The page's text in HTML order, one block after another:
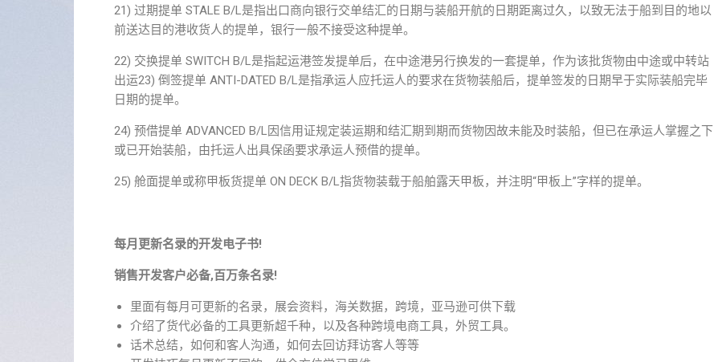
21) 过期提单 STALE B/L是指出口商向银行交单结汇的日期与装船开航的日期距离过久，以致无法于船到目的地以
前送达目的港收货人的提单，银行一般不接受这种提单。
22) 交换提单 SWITCH B/L是指起运港签发提单后，在中途港另行换发的一套提单，作为该批货物由中途或中转站
出运23) 倒签提单 ANTI-DATED B/L是指承运人应托运人的要求在货物装船后，提单签发的日期早于实际装船完毕
日期的提单。
24) 预借提单 ADVANCED B/L因信用证规定装运期和结汇期到期而货物因故未能及时装船，但已在承运人掌握之下
或已开始装船，由托运人出具保函要求承运人预借的提单。
25) 舱面提单或称甲板货提单 ON DECK B/L指货物装载于船舶露天甲板，并注明“甲板上”字样的提单。
每月更新名录的开发电子书!
销售开发客户必备,百万条名录!
里面有每月可更新的名录，展会资料，海关数据，跨境，亚马逊可供下载
介绍了货代必备的工具更新超千种，以及各种跨境电商工具，外贸工具。
话术总结，如何和客人沟通，如何去回访拜访客人等等